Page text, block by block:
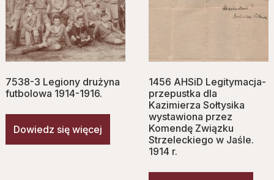
7538-3 Legiony drużyna
futbolowa 1914-1916.
Dowiedz się więcej
1456 AHSiD Legitymacja-
przepustka dla
Kazimierza Sołtysika
wystawiona przez
Komendę Związku
Strzeleckiego w Jaśle.
1914 r.